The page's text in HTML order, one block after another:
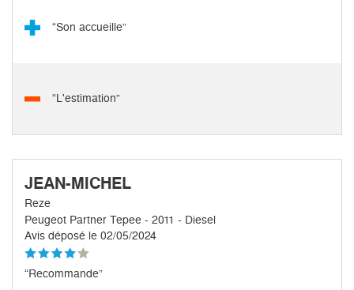
“Son accueille”
“L'estimation”
JEAN-MICHEL
Reze
Peugeot Partner Tepee - 2011 - Diesel
Avis déposé le 02/05/2024
“Recommande”